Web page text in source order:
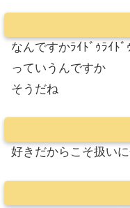
なんですかﾗｲﾄﾞｩﾗｲﾄ
っていうんですか
そうだね
好きだからこそ扱い